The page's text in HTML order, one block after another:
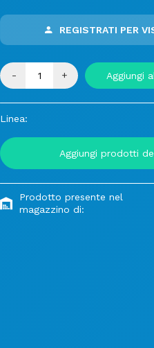
REGISTRATI PER
- + Aggiungi
Linea:
Aggiungi prodotti
Prodotto presente nel
magazzino di: